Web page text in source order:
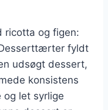
og figen:
fyldt
udsøgt dessert,
konsistens
let syrlige